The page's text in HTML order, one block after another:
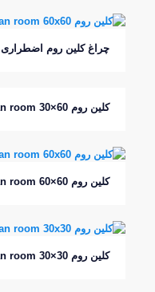
چراغ کلین روم اضطراری Emergency clean room 60×60
کلین روم clean room 30×60
کلین روم clean room 60×60
کلین روم clean room 30×30